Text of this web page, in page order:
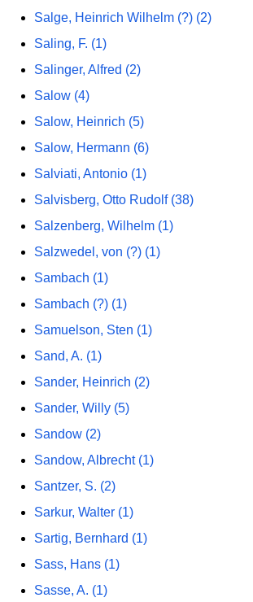
Salge, Heinrich Wilhelm (?) (2)
Saling, F. (1)
Salinger, Alfred (2)
Salow (4)
Salow, Heinrich (5)
Salow, Hermann (6)
Salviati, Antonio (1)
Salvisberg, Otto Rudolf (38)
Salzenberg, Wilhelm (1)
Salzwedel, von (?) (1)
Sambach (1)
Sambach (?) (1)
Samuelson, Sten (1)
Sand, A. (1)
Sander, Heinrich (2)
Sander, Willy (5)
Sandow (2)
Sandow, Albrecht (1)
Santzer, S. (2)
Sarkur, Walter (1)
Sartig, Bernhard (1)
Sass, Hans (1)
Sasse, A. (1)